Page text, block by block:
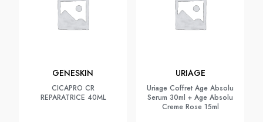
GENESKIN
CICAPRO CR
REPARATRICE 40ML
URIAGE
Uriage Coffret Age Absolu
Serum 30ml + Age Absolu
Creme Rose 15ml